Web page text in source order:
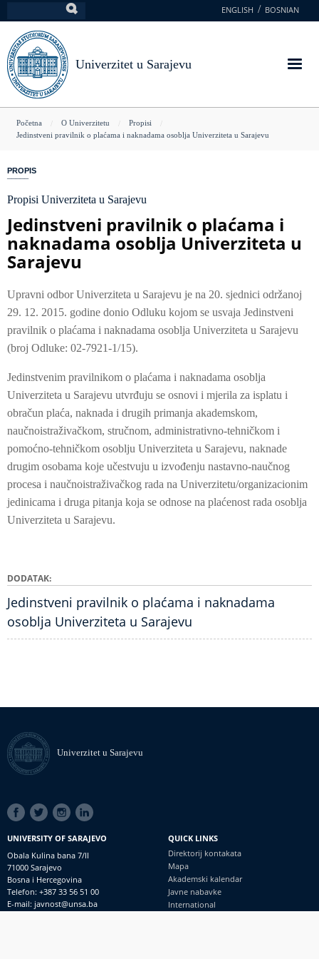
na
glavni
sadržaj
ENGLISH BOSNIAN
Univerzitet u Sarajevu
You
here
Početna O Univerzitetu
Propisi
Jedinstveni pravilnik o plaćama i naknadama osoblja Univerziteta u Sarajevu
PROPIS
Propisi Univerziteta u Sarajevu
Jedinstveni pravilnik o plaćama i
naknadama osoblja Univerziteta u
Sarajevu
Upravni odbor Univerziteta u Sarajevu je na 20. sjednici održanoj
29. 12. 2015. godine donio Odluku kojom se usvaja Jedinstveni
pravilnik o plaćama i naknadama osoblja Univerziteta u Sarajevu
(broj Odluke: 02-7921-1/15).
Jedinstvenim pravilnikom o plaćama i naknadama osoblja
Univerziteta u Sarajevu utvrđuju se osnovi i mjerila za isplatu i
obračun plaća, naknada i drugih primanja akademskom,
naučnoistraživačkom, stručnom, administrativno-tehničkom i
pomoćno-tehničkom osoblju Univerziteta u Sarajevu, naknade
drugim osobama koje učestvuju u izvođenju nastavno-naučnog
procesa i naučnoistraživačkog rada na Univerzitetu/organizacionim
jedinicama i druga pitanja koja se odnose na plaćenost rada osoblja
Univerziteta u Sarajevu.
DODATAK
Jedinstveni pravilnik o plaćama i naknadama
osoblja Univerziteta u Sarajevu
Univerzitet u Sarajevu
SOCIAL
LINKS
UNIVERSITY OF SARAJEVO
Obala Kulina bana 7/II
71000 Sarajevo
Bosna i Hercegovina
Telefon: +387 33 56 51 00
E-mail: javnost@unsa.ba
QUICK LINKS
Direktorij kontakata
Mapa
Akademski kalendar
Javne nabavke
International